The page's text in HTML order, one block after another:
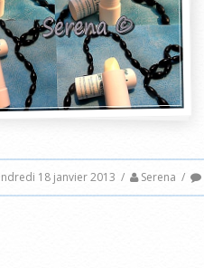
18 janvier 2013 / Serena /